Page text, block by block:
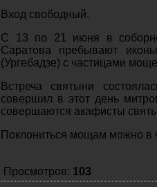
Вход свободный.
С 13 по 21 июня в
Саратова пребывают
(Ургебадзе) с частицами
Встреча святыни
совершил в этот день
совершаются акафисты
Поклониться мощам можно в
Просмотров: 103